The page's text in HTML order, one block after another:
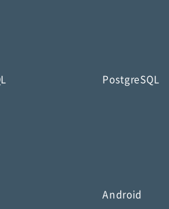
PostgreSQL
Android